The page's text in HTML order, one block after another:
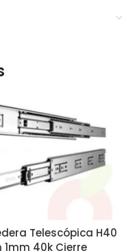
Telescópica H40
1mm 40k Cierre